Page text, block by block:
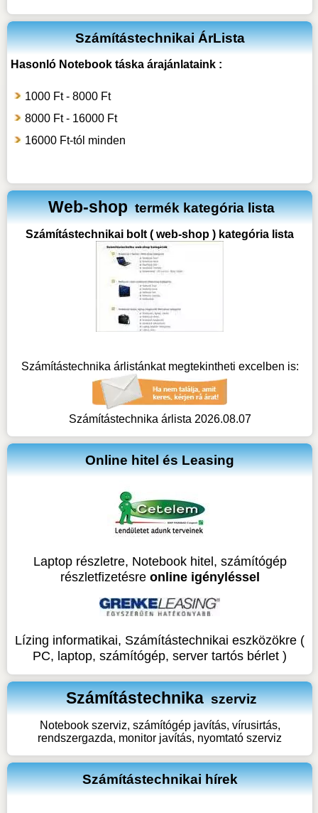
Számítástechnikai ÁrLista
Hasonló Notebook táskaárajánlataink :
1000 Ft - 8000 Ft
8000 Ft - 16000 Ft
16000 Ft-tól minden
Web-shop termék kategória lista
Számítástechnikai bolt ( web-shop ) kategória lista
Számítástechnika árlistánkat megtekintheti excelben is:
Számítástechnika árlista 2026.08.07
Online hitel és Leasing
Laptop részletre, Notebook hitel, számítógép
részletfizetésre online igényléssel
Lízing informatikai, Számítástechnikai eszközökre (
PC, laptop, számítógép, server tartós bérlet )
Számítástechnika szerviz
Notebook szerviz, számítógép javítás, vírusirtás,
rendszergazda, monitor javítás, nyomtató szerviz
Számítástechnikai hírek